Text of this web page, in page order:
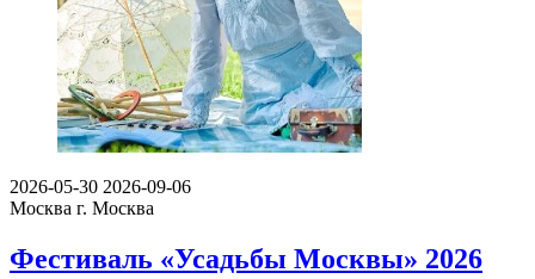
2026-05-30 2026-09-06
Москва г. Москва
Фестиваль «Усадьбы Москвы» 2026